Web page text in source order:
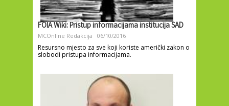
FOIA Wiki: Pristup informacijama institucija SAD
MCOnline Redakcija 06/10/2016
Resursno mjesto za sve koji koriste američki zakon o
slobodi pristupa informacijama.